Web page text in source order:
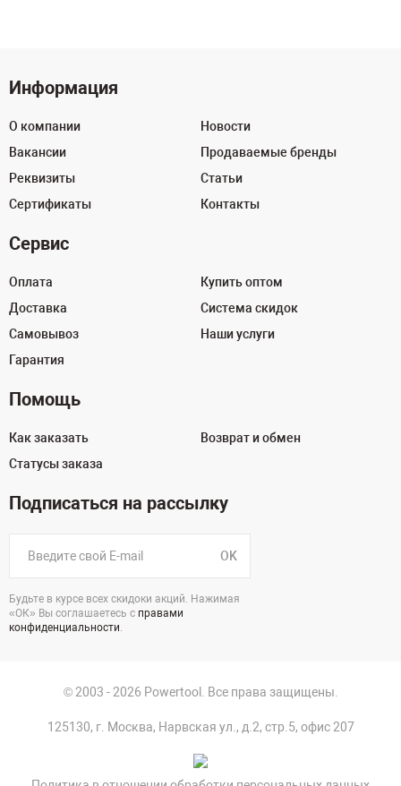
Информация
О компании
Вакансии
Реквизиты
Сертификаты
Новости
Продаваемые бренды
Статьи
Контакты
Сервис
Оплата
Доставка
Самовывоз
Гарантия
Купить оптом
Система скидок
Наши услуги
Помощь
Как заказать
Статусы заказа
Возврат и обмен
Подписаться на рассылку
OK
Будьте в курсе всех скидоки акций. Нажимая
«ОК» Вы соглашаетесь с правами
конфиденциальности.
© 2003 - 2026 Powertool. Все права защищены.
125130, г. Москва, Нарвская ул., д.2, стр.5, офис 207